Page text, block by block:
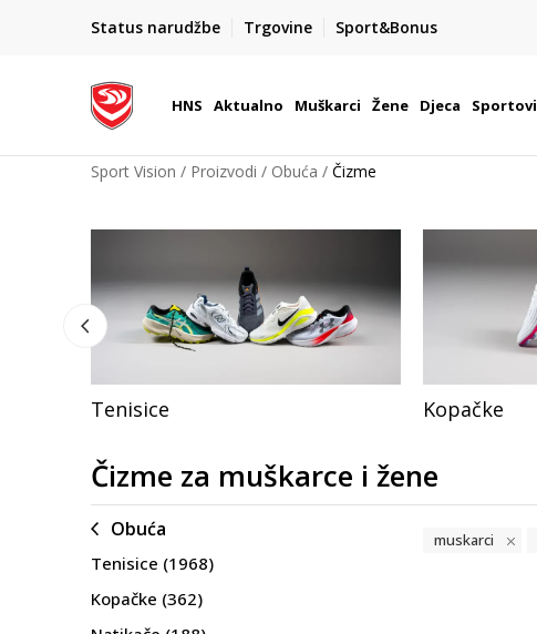
Status narudžbe Trgovine Sport&Bonus
BOX NOW
Dostava 1,50 €
| Više od 800 paketomata u Hrvatskoj
HNS Aktualno Muškarci Žene Djeca Sportovi
Sport Vision Proizvodi Obuća Čizme
Tenisice Kopačke
Čizme za muškarce i žene
Obuća
Tenisice (1968)
Kopačke (362)
muskarci